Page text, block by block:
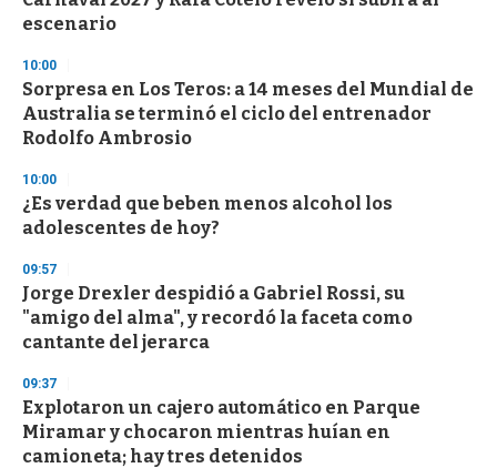
f
3
s
e
c
o
n
escenario
10:00
Sorpresa en Los Teros: a 14 meses del Mundial de
Australia se terminó el ciclo del entrenador
Rodolfo Ambrosio
10:00
¿Es verdad que beben menos alcohol los
adolescentes de hoy?
09:57
Jorge Drexler despidió a Gabriel Rossi, su
"amigo del alma", y recordó la faceta como
cantante del jerarca
09:37
Explotaron un cajero automático en Parque
Miramar y chocaron mientras huían en
camioneta; hay tres detenidos